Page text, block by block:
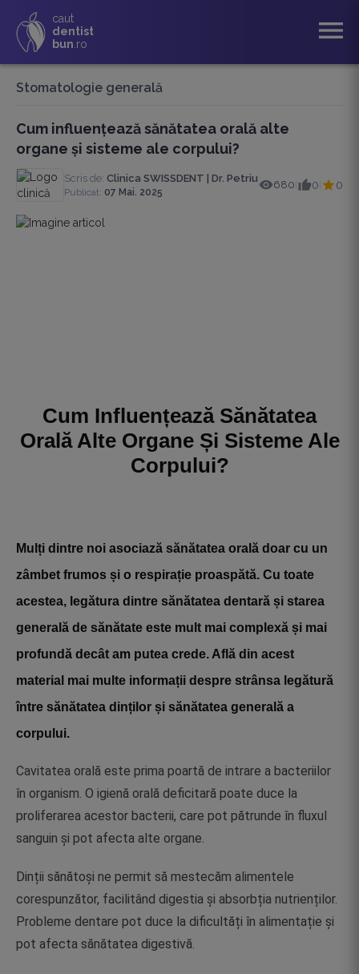
caut
dentist
bun .ro menu
Stomatologie generală
Cum influențează sănătatea orală alte
organe și sisteme ale corpului?
Scris de: Clinica SWISSDENT | Dr. Petriu
Publicat: 07 Mai. 2025
680 0 0
Cum Influențează Sănătatea
Orală Alte Organe Și Sisteme Ale
Corpului?
Mulți dintre noi asociază sănătatea orală doar cu un
zâmbet frumos și o respirație proaspătă. Cu toate
acestea, legătura dintre sănătatea dentară și starea
generală de sănătate este mult mai complexă și mai
profundă decât am putea crede. Află din acest
material mai multe informații despre strânsa legătură
între sănătatea dinților și sănătatea generală a
corpului.
Cavitatea orală este prima poartă de intrare a bacteriilor
în organism. O igienă orală deficitară poate duce la
proliferarea acestor bacterii, care pot pătrunde în fluxul
sanguin și pot afecta alte organe.
Dinții sănătoși ne permit să mestecăm alimentele
corespunzător, facilitând digestia și absorbția nutrienților.
Probleme dentare pot duce la dificultăți în alimentație și
pot afecta sănătatea digestivă.